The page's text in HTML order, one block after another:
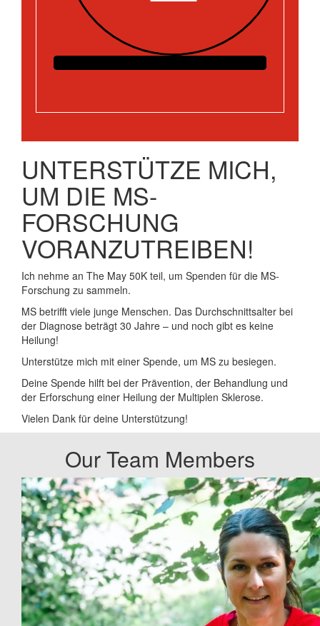
UNTERSTÜTZE MICH,
UM DIE MS-
FORSCHUNG
VORANZUTREIBEN!
Ich nehme an The May 50K teil, um Spenden für die MS-
Forschung zu sammeln.
MS betrifft viele junge Menschen. Das Durchschnittsalter bei
der Diagnose beträgt 30 Jahre – und noch gibt es keine
Heilung!
Unterstütze mich mit einer Spende, um MS zu besiegen.
Deine Spende hilft bei der Prävention, der Behandlung und
der Erforschung einer Heilung der Multiplen Sklerose.
Vielen Dank für deine Unterstützung!
Our Team Members